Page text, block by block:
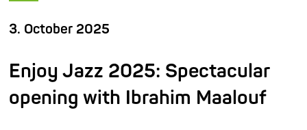
3. October 2025
Enjoy Jazz 2025: Spectacular
opening with Ibrahim Maalouf